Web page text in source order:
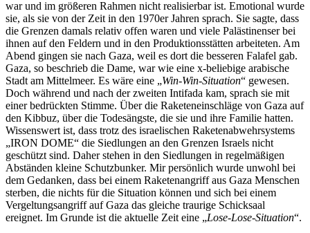
war und im größeren Rahmen nicht realisierbar ist. Emotional wurde
sie, als sie von der Zeit in den 1970er Jahren sprach. Sie sagte, dass
die Grenzen damals relativ offen waren und viele Palästinenser bei
ihnen auf den Feldern und in den Produktionsstätten arbeiteten. Am
Abend gingen sie nach Gaza, weil es dort die besseren Falafel gab.
Gaza, so beschrieb die Dame, war wie eine x-beliebige arabische
Stadt am Mittelmeer. Es wäre eine „Win-Win-Situation“ gewesen.
Doch während und nach der zweiten Intifada kam, sprach sie mit
einer bedrückten Stimme. Über die Raketeneinschläge von Gaza auf
den Kibbuz, über die Todesängste, die sie und ihre Familie hatten.
Wissenswert ist, dass trotz des israelischen Raketenabwehrsystems
„IRON DOME“ die Siedlungen an den Grenzen Israels nicht
geschützt sind. Daher stehen in den Siedlungen in regelmäßigen
Abständen kleine Schutzbunker. Mir persönlich wurde unwohl bei
dem Gedanken, dass bei einem Raketenangriff aus Gaza Menschen
sterben, die nichts für die Situation können und sich bei einem
Vergeltungsangriff auf Gaza das gleiche traurige Schicksaal
ereignet. Im Grunde ist die aktuelle Zeit eine „Lose-Lose-Situation“.